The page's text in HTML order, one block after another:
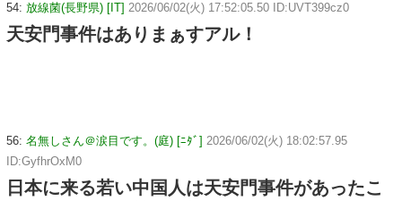
54: 放線菌(長野県) [IT] 2026/06/02(火) 17:52:05.50 ID:UVT399cz0
天安門事件はありまぁすアル！
56: 名無しさん＠涙目です。(庭) [ﾆﾀﾞ] 2026/06/02(火) 18:02:57.95
ID:GyfhrOxM0
日本に来る若い中国人は天安門事件があったこ